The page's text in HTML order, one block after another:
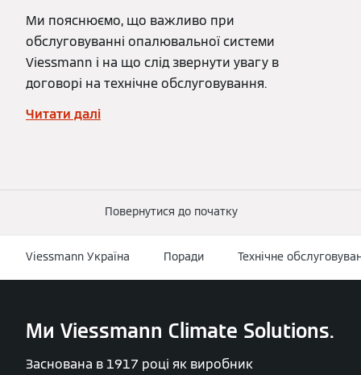
Ми пояснюємо, що важливо при
обслуговуванні опалювальної системи
Viessmann і на що слід звернути увагу в
договорі на технічне обслуговування.
Читати далі
Повернутися до початку
Viessmann Україна Поради Технічне
Ми Viessmann Climate Solutions.
Заснована в 1917 році як виробник